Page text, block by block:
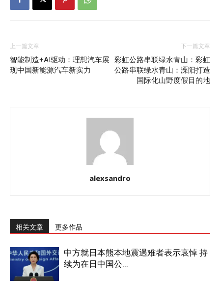
上一篇文章
智能制造+AI驱动：理想汽车展
现中国新能源汽车新实力
下一篇文章
彩虹公路串联绿水青山：彩虹
公路串联绿水青山：溧阳打造
国际化山野度假目的地
alexsandro
相关文章 更多作品
中方就日本熊本地震遇难者表示哀悼 持
续为在日中国公...